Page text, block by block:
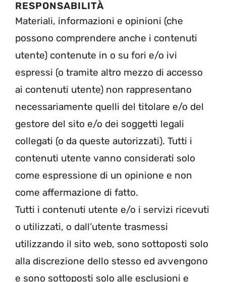
RESPONSABILITÀ
Materiali, informazioni e opinioni (che
possono comprendere anche i contenuti
utente) contenute in o su fori e/o ivi
espressi (o tramite altro mezzo di accesso
ai contenuti utente) non rappresentano
necessariamente quelli del titolare e/o del
gestore del sito e/o dei soggetti legali
collegati (o da queste autorizzati). Tutti i
contenuti utente vanno considerati solo
come espressione di un opinione e non
come affermazione di fatto.
Tutti i contenuti utente e/o i servizi ricevuti
o utilizzati, o dall’utente trasmessi
utilizzando il sito web, sono sottoposti solo
alla discrezione dello stesso ed avvengono
e sono sottoposti solo alle esclusioni e